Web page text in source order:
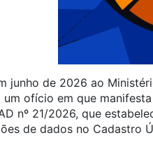
junho de 2026 ao
um ofício em que
nº 21/2026, que
de dados no Cadastro